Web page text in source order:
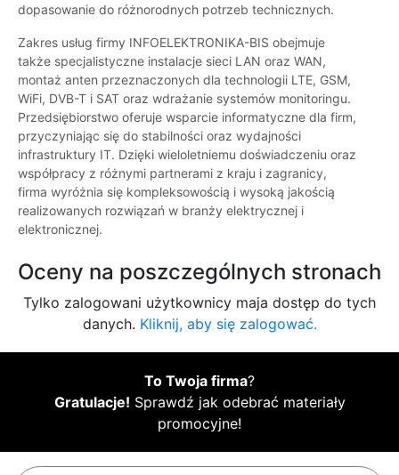
dopasowanie do różnorodnych potrzeb technicznych.
Zakres usług firmy INFOELEKTRONIKA-BIS obejmuje
także specjalistyczne instalacje sieci LAN oraz WAN,
montaż anten przeznaczonych dla technologii LTE, GSM,
WiFi, DVB-T i SAT oraz wdrażanie systemów monitoringu.
Przedsiębiorstwo oferuje wsparcie informatyczne dla firm,
przyczyniając się do stabilności oraz wydajności
infrastruktury IT. Dzięki wieloletniemu doświadczeniu oraz
współpracy z różnymi partnerami z kraju i zagranicy,
firma wyróżnia się kompleksowością i wysoką jakością
realizowanych rozwiązań w branży elektrycznej i
elektronicznej.
Oceny na poszczególnych stronach
Tylko zalogowani użytkownicy maja dostęp do tych
danych. Kliknij, aby się zalogować.
To Twoja firma?
Gratulacje! Sprawdź jak odebrać materiały
promocyjne!